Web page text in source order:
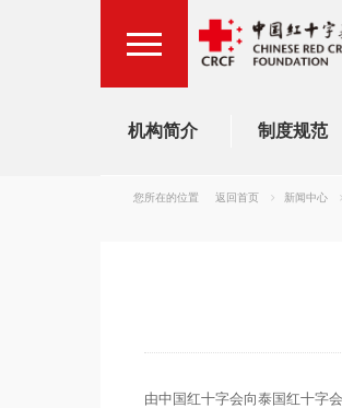
机构简介 制度规范
您所在的位置 返回首页 新闻中心
由中国红十字会向泰国红十字